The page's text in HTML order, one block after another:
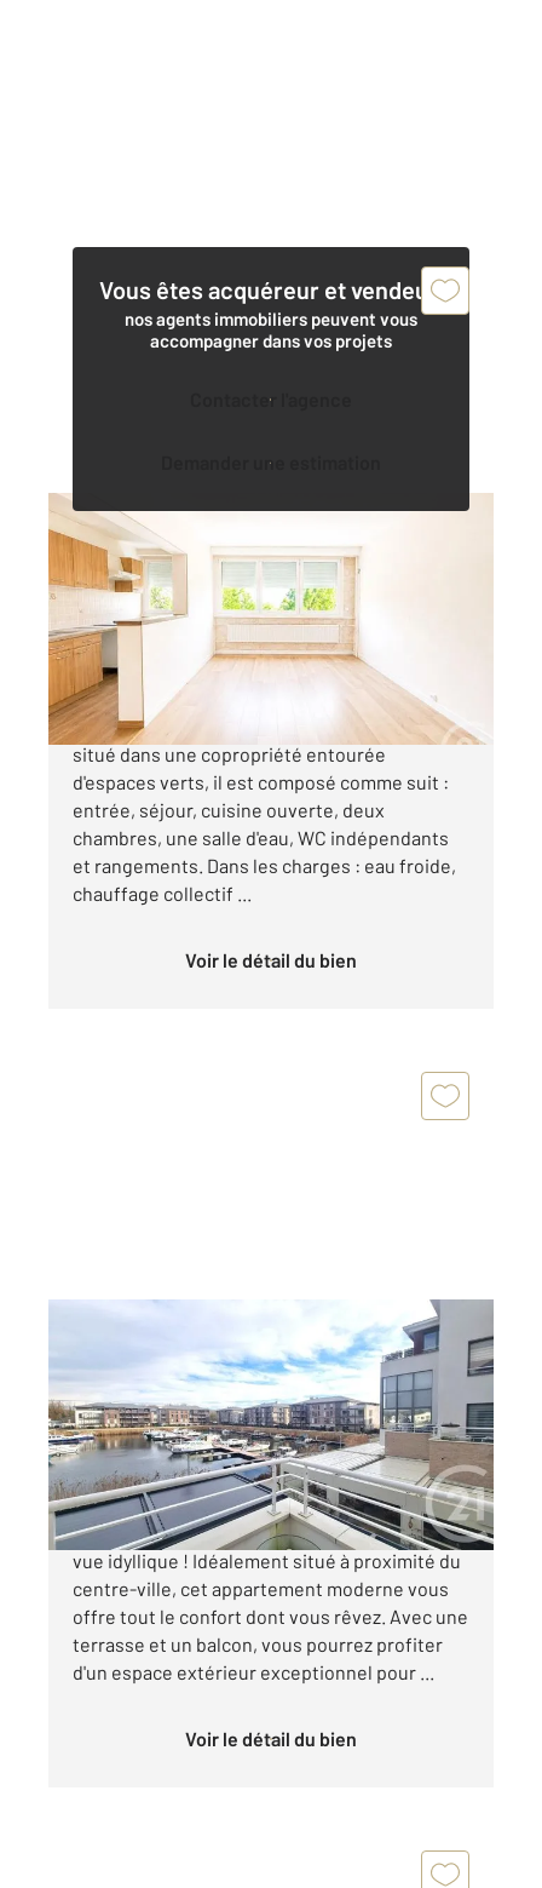
Vous êtes acquéreur et vendeur,
nos agents immobiliers peuvent vous
accompagner dans vos projets
Contacter l'agence
Demander une estimation
L ISLE ADAM 95
56,45 m2 , 3 pièces
Ref : 680219
Appartement F3 à vendre
185 000 €
Venez découvrir cet appartement trois pièces
situé dans une copropriété entourée
d'espaces verts, il est composé comme suit :
entrée, séjour, cuisine ouverte, deux
chambres, une salle d'eau, WC indépendants
et rangements. Dans les charges : eau froide,
chauffage collectif ...
Voir le détail du bien
, 3 pièces
Ref : 679491
Appartement F3 à vendre
345 000 €
-L'ISLE-ADAM- Appartement F3 récent avec
vue idyllique ! Idéalement situé à proximité du
centre-ville, cet appartement moderne vous
offre tout le confort dont vous rêvez. Avec une
terrasse et un balcon, vous pourrez profiter
d'un espace extérieur exceptionnel pour ...
Voir le détail du bien